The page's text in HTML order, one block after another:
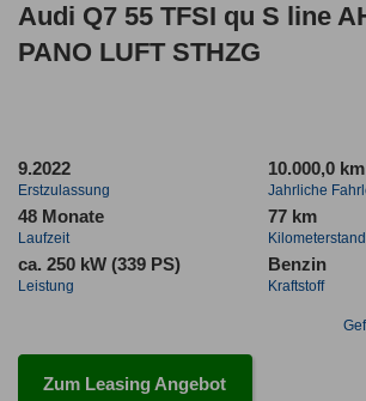
Audi Q7 55 TFSI qu S line
PANO LUFT STHZG
9.2022
Erstzulassung
10.000,0 km
Jahrliche
48 Monate
Laufzeit
77 km
Kilometerstand
ca. 250 kW (339 PS)
Leistung
Benzin
Kraftstoff
Zum Leasing Angebot